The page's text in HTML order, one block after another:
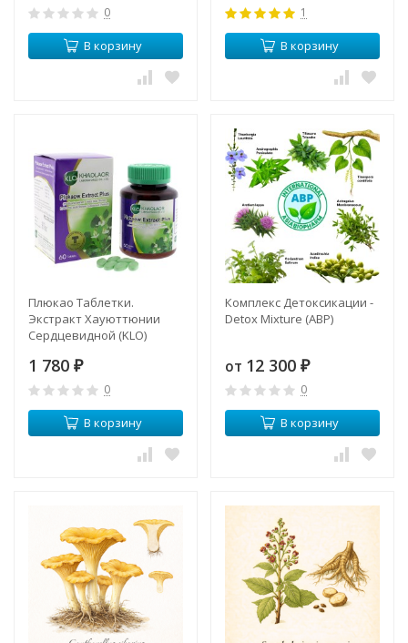
0
В корзину
1
В корзину
Плюкао Таблетки.
Экстракт Хауюттюнии
Сердцевидной (KLO)
1 780 ₽
0
В корзину
Комплекс Детоксикации -
Detox Mixture (ABP)
от 12 300 ₽
0
В корзину